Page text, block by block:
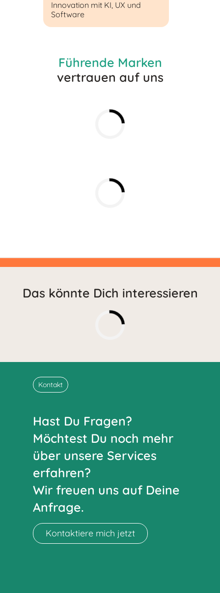
Innovation mit KI, UX und
Software
Führende Marken
vertrauen auf uns
Das könnte Dich interessieren
Kontakt
Hast Du Fragen?
Möchtest Du noch mehr
über unsere Services
erfahren?
Wir freuen uns auf Deine
Anfrage.
Kontaktiere mich jetzt